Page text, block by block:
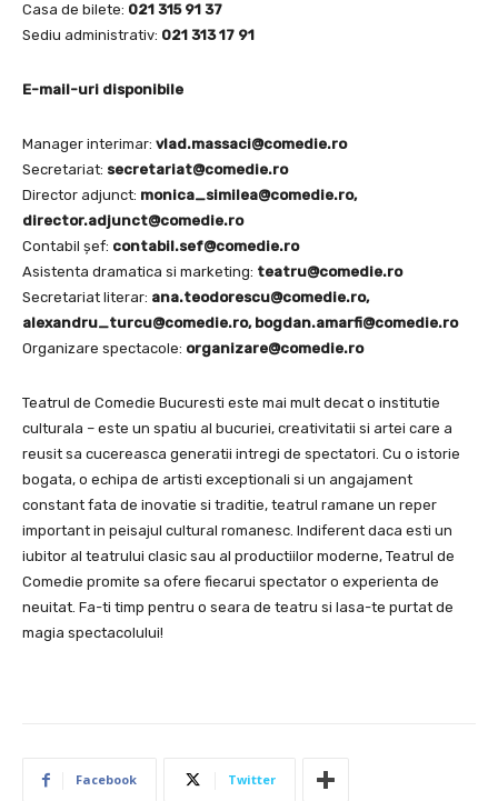
Casa de bilete: 021 315 91 37
Sediu administrativ: 021 313 17 91
E-mail-uri disponibile
Manager interimar: vlad.massaci@comedie.ro
Secretariat: secretariat@comedie.ro
Director adjunct: monica_similea@comedie.ro,
director.adjunct@comedie.ro
Contabil șef: contabil.sef@comedie.ro
Asistenta dramatica si marketing: teatru@comedie.ro
Secretariat literar: ana.teodorescu@comedie.ro,
alexandru_turcu@comedie.ro, bogdan.amarfi@comedie.ro
Organizare spectacole: organizare@comedie.ro
Teatrul de Comedie Bucuresti este mai mult decat o institutie
culturala – este un spatiu al bucuriei, creativitatii si artei care a
reusit sa cucereasca generatii intregi de spectatori. Cu o istorie
bogata, o echipa de artisti exceptionali si un angajament
constant fata de inovatie si traditie, teatrul ramane un reper
important in peisajul cultural romanesc. Indiferent daca esti un
iubitor al teatrului clasic sau al productiilor moderne, Teatrul de
Comedie promite sa ofere fiecarui spectator o experienta de
neuitat. Fa-ti timp pentru o seara de teatru si lasa-te purtat de
magia spectacolului!
Facebook Twitter